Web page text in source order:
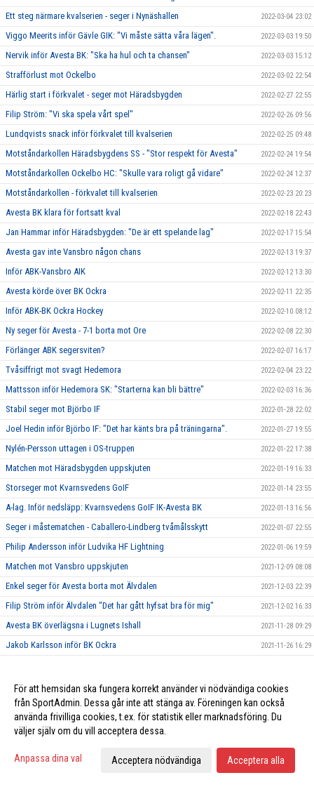
Ett steg närmare kvalserien - seger i Nynäshallen 2022-03-04 23:02
Viggo Meerits inför Gävle GIK: "Vi måste sätta våra lägen". 2022-03-03 19:50
Nervik inför Avesta BK: "Ska ha hul och ta chansen" 2022-03-03 15:12
Strafförlust mot Ockelbo 2022-03-02 22:54
Härlig start i förkvalet - seger mot Häradsbygden 2022-02-27 22:55
Filip Ström: "Vi ska spela vårt spel" 2022-02-26 09:56
Lundqvists snack inför förkvalet till kvalserien 2022-02-25 09:48
Motståndarkollen Häradsbygdens SS - "Stor respekt för Avesta" 2022-02-24 19:54
Motståndarkollen Ockelbo HC: "Skulle vara roligt gå vidare" 2022-02-24 12:37
Motståndarkollen - förkvalet till kvalserien 2022-02-23 20:23
Avesta BK klara för fortsatt kval 2022-02-18 22:43
Jan Hammar inför Häradsbygden: "De är ett spelande lag" 2022-02-17 15:54
Avesta gav inte Vansbro någon chans 2022-02-13 19:37
Inför ABK-Vansbro AIK 2022-02-12 13:30
Avesta körde över BK Ockra 2022-02-11 22:35
Inför ABK-BK Ockra Hockey 2022-02-10 08:12
Ny seger för Avesta - 7-1 borta mot Ore 2022-02-08 22:30
Förlänger ABK segersviten? 2022-02-07 16:17
Tvåsiffrigt mot svagt Hedemora 2022-02-04 23:22
Mattsson inför Hedemora SK: "Starterna kan bli bättre" 2022-02-03 16:36
Stabil seger mot Björbo IF 2022-01-28 22:02
Joel Hedin inför Björbo IF: "Det har känts bra på träningarna". 2022-01-27 19:55
Nylén-Persson uttagen i OS-truppen 2022-01-22 17:38
Matchen mot Häradsbygden uppskjuten 2022-01-19 16:33
Storseger mot Kvarnsvedens GoIF 2022-01-14 23:55
A-lag. Inför nedsläpp: Kvarnsvedens GoIF IK-Avesta BK 2022-01-13 16:56
Seger i måstematchen - Caballero-Lindberg tvåmålsskytt 2022-01-07 22:55
Philip Andersson inför Ludvika HF Lightning 2022-01-06 19:59
Matchen mot Vansbro uppskjuten 2021-12-09 08:08
Enkel seger för Avesta borta mot Älvdalen 2021-12-03 22:39
Filip Ström inför Älvdalen "Det har gått hyfsat bra för mig" 2021-12-02 16:33
Avesta BK överlägsna i Lugnets Ishall 2021-11-28 09:29
Jakob Karlsson inför BK Ockra 2021-11-26 16:29
Isak Rundblad inför Hedemora: "Det är en match vi bör vinna" 2021-11-18 16:06
Avesta imponerade i segern mot Björbo 2021-11-12 22:32
Stefan Lundqvist inför Björbo 2021-11-10 17:22
Jan Hammar inför toppmötet mot Häradsbygden 2021-11-04 20:42
För att hemsidan ska fungera korrekt använder vi nödvändiga cookies
från SportAdmin. Dessa går inte att stänga av. Föreningen kan också
använda frivilliga cookies, t.ex. för statistik eller marknadsföring. Du
väljer själv om du vill acceptera dessa.
Anpassa dina val Acceptera nödvändiga Acceptera alla